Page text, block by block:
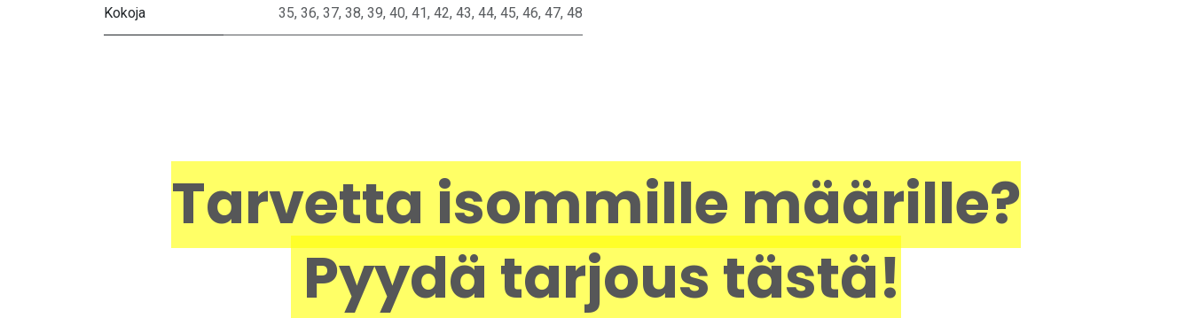
Kokoja 35, 36, 37, 38, 39, 40, 41, 42, 43, 44, 45, 46, 47, 48
Tarvetta isommille määrille?
Pyydä tarjous tästä!